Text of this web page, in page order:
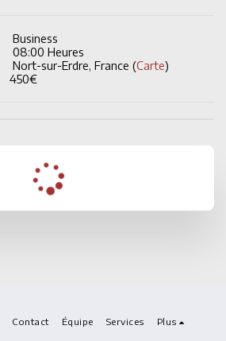
Business
08:00 Heures
Nort-sur-Erdre, France (Carte)
450€
Contact Équipe Services Plus